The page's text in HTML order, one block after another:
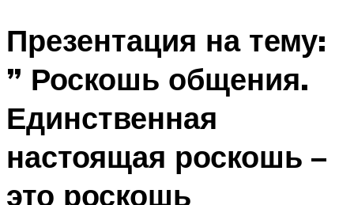
Презентация на тему:
” Роскошь общения.
Единственная
настоящая роскошь –
это роскошь